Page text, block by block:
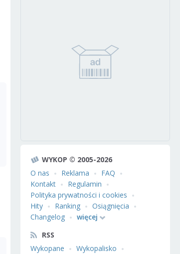
WYKOP © 2005-2026
O nas
Reklama
FAQ
Kontakt
Regulamin
Polityka prywatności i cookies
Hity
Ranking
Osiągnięcia
Changelog
więcej
RSS
Wykopane
Wykopalisko